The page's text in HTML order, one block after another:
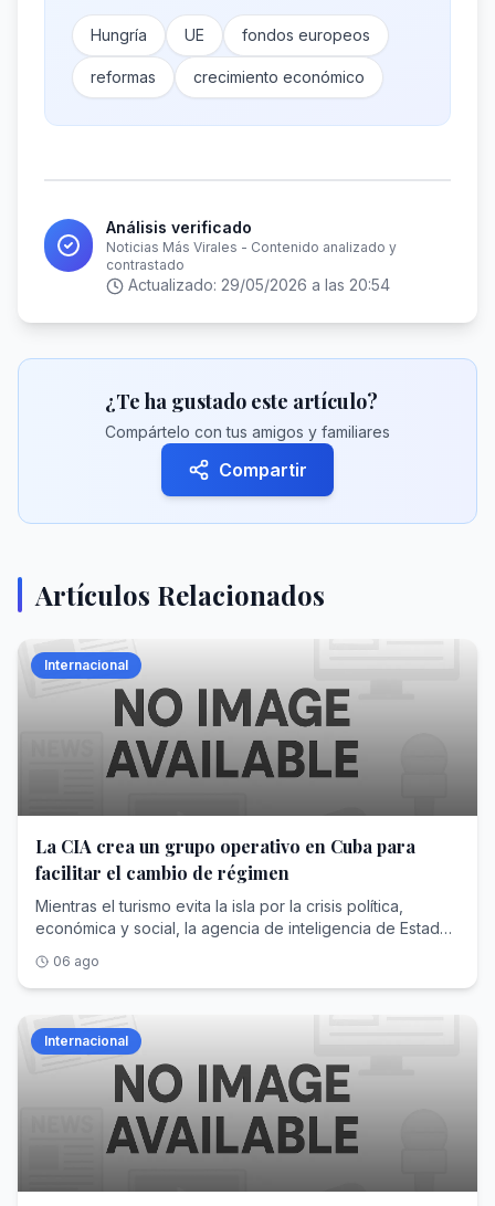
Hungría UE fondos europeos
reformas crecimiento económico
Análisis verificado
Noticias Más Virales - Contenido analizado y
contrastado
Actualizado: 29/05/2026 a las 20:54
¿Te ha gustado este artículo?
Compártelo con tus amigos y familiares
Compartir
Artículos Relacionados
Internacional
La CIA crea un grupo operativo en Cuba para
facilitar el cambio de régimen
Mientras el turismo evita la isla por la crisis política,
económica y social, la agencia de inteligencia de Estados
contingente de espías
06 ago
Internacional